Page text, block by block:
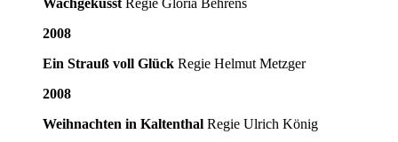
2008
Ein Strauß voll Glück Regie Helmut Metzger
2008
Weihnachten in Kaltenthal Regie Ulrich König